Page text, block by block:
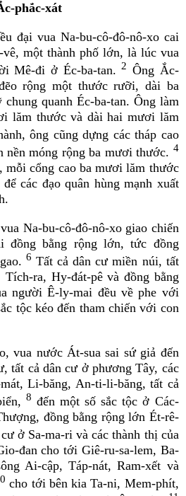
Vụ)
dịch Việt ngữ của Nhóm Phiên
Vụ)
(Bản dịch Việt Ngữ của Linh Mục
MP3
MP3
Mẫu
phắc-xát
đại vua Na-bu-cô-đô-nô-xo cai
một thành phố lớn, là lúc vua
Mê-đi ở Éc-ba-tan.2 Ông Ắc-
rộng một thước rưỡi, dài ba
quanh Éc-ba-tan. Ông làm
lăm thước và dài hai mươi lăm
ông cũng dựng các tháp cao
nền móng rộng ba mươi thước. 4
mỗi cổng cao ba mươi lăm thước
các đạo quân hùng mạnh xuất
Na-bu-cô-đô-nô-xo giao chiến
đồng bằng rộng lớn, tức đồng
gao.6 Tất cả dân cư miền núi, tất
ra, Hy-đát-pê và đồng bằng
người Ê-ly-mai đều về phe với
tộc kéo đến tham chiến với con
vua nước Át-sua sai sứ giả đến
tất cả dân cư ở phương Tây, các
Li-băng, An-ti-li-băng, tất cả
8 đến một số sắc tộc ở Các-
đồng bằng rộng lớn Ét-rê-
ở Sa-ma-ri và các thành thị của
đan cho tới Giê-ru-sa-lem, Ba-
Ai-cập, Táp-nát, Ram-xết và
cho tới bên kia Ta-ni, Mem-phít,